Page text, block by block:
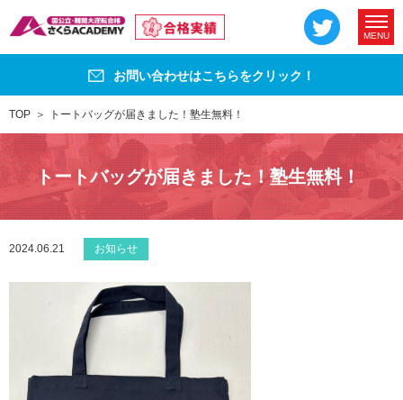
MENU
お問い合わせはこちらをクリック！
TOP トートバッグが届きました！塾生無料！
トートバッグが届きました！塾生無料！
2024.06.21 お知らせ